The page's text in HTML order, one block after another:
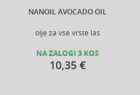
NANOIL AVOCADO OIL
olje za vse vrste las
NA ZALOGI 3 KOS
10,35 €